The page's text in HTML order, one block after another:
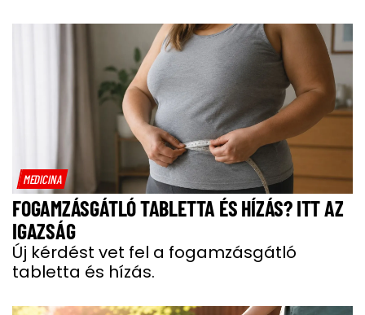
MEDICINA
FOGAMZÁSGÁTLÓ TABLETTA ÉS HÍZÁS? ITT AZ
IGAZSÁG
Új kérdést vet fel a fogamzásgátló
tabletta és hízás.